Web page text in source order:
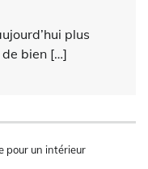
plus
bien […]
pour un intérieur